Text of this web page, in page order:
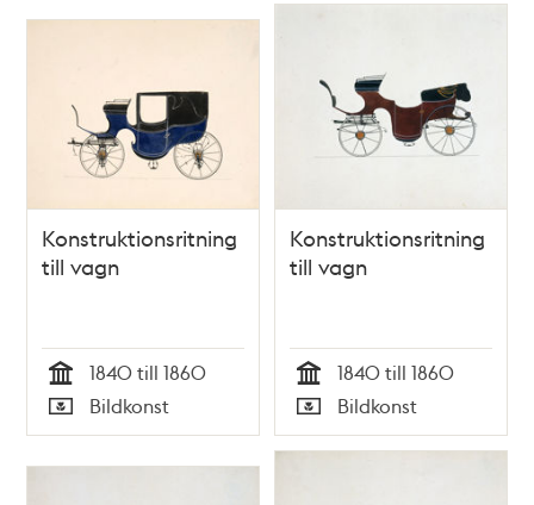
Konstruktionsritning
till vagn
Tid
1840 till 1860
Typ
Bildkonst
Konstruktionsritning
till vagn
Tid
1840 till 1860
Typ
Bildkonst